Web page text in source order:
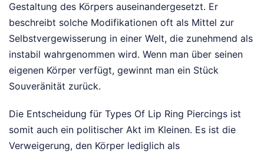
Gestaltung des Körpers auseinandergesetzt. Er
beschreibt solche Modifikationen oft als Mittel zur
Selbstvergewisserung in einer Welt, die zunehmend als
instabil wahrgenommen wird. Wenn man über seinen
eigenen Körper verfügt, gewinnt man ein Stück
Souveränität zurück.
Die Entscheidung für Types Of Lip Ring Piercings ist
somit auch ein politischer Akt im Kleinen. Es ist die
Verweigerung, den Körper lediglich als